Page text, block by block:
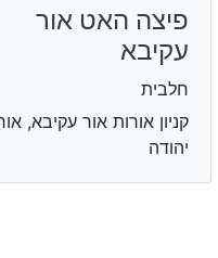
פיצה האט אור
עקיבא
חלבית
קניון אורות אור עקיבא,
יהודה